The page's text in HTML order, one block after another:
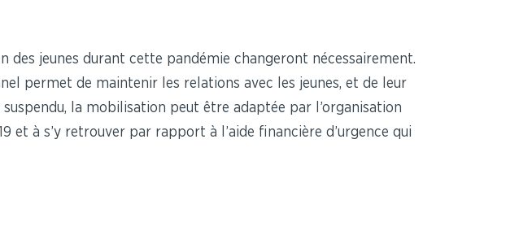
des jeunes durant cette pandémie changeront nécessairement.
permet de maintenir les relations avec les jeunes, et de leur
la mobilisation peut être adaptée par l’organisation
et à s’y retrouver par rapport à l’aide financière d’urgence qui